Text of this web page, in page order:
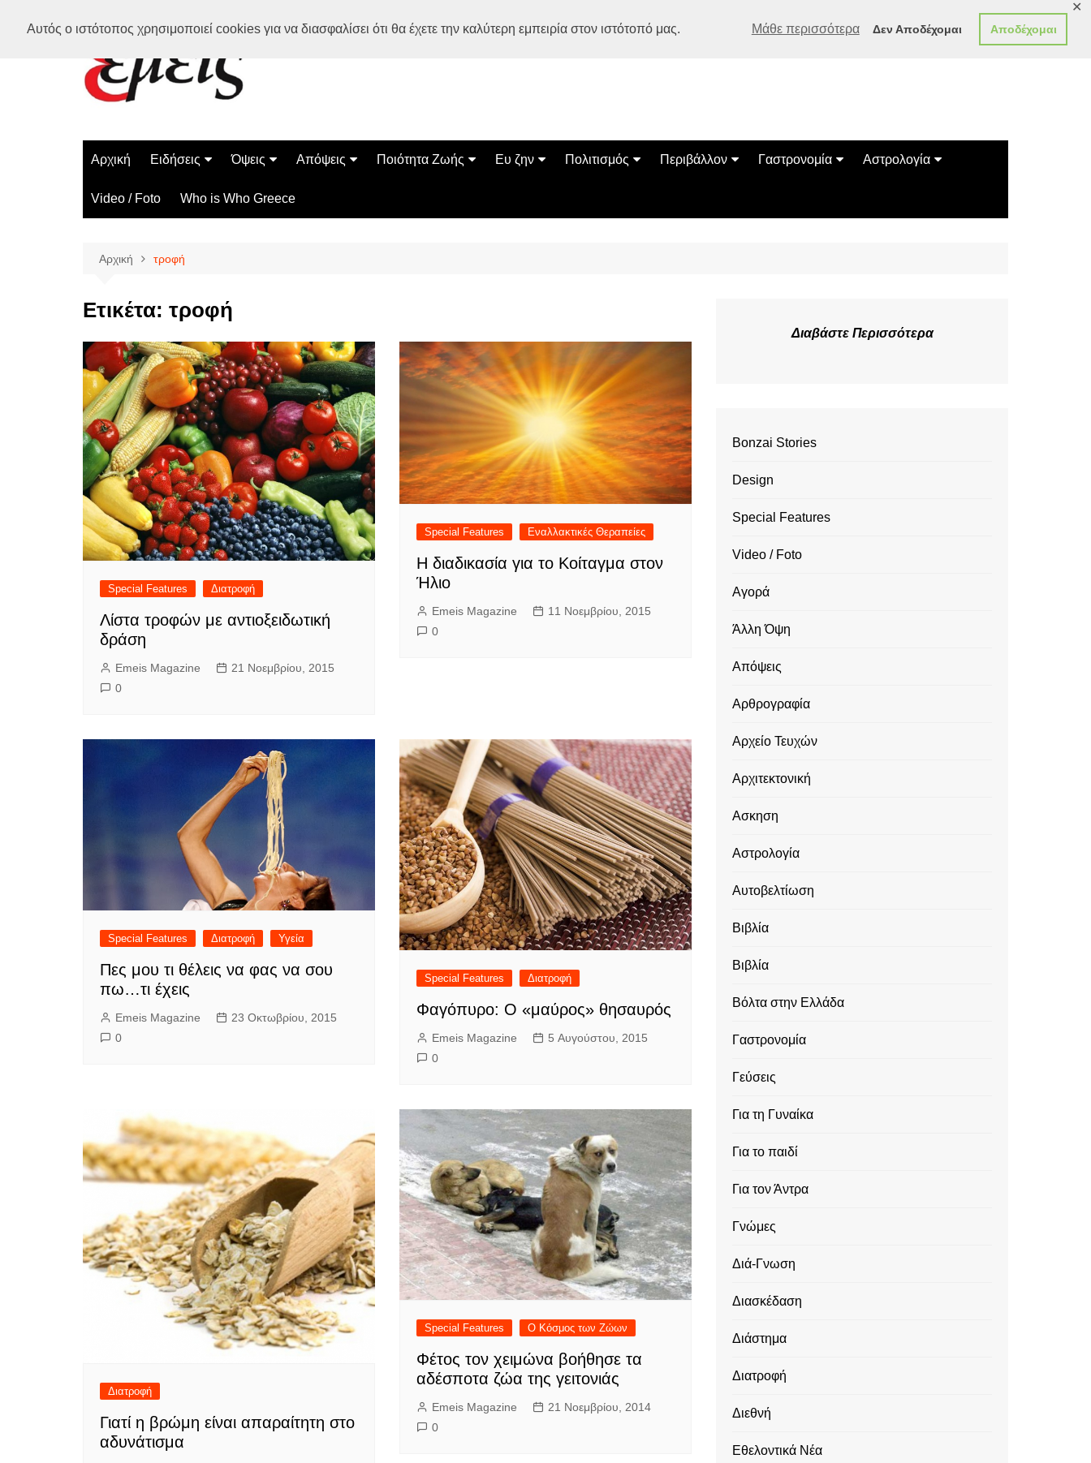
Αυτός ο ιστότοπος χρησιμοποιεί cookies για να διασφαλίσει ότι θα έχετε την καλύτερη εμπειρία στον ιστότοπό μας. Μάθε περισσότερα Δεν Αποδέχομαι Αποδέχομαι
✕
Αρχική Ειδήσεις
Ελλάδα
Διεθνή
Όψεις
Διάστημα
Επιστήμη
Απόψεις
Αρθρογραφία
Ποιότητα Ζωής
Ασκηση
Ευ ζην
Αυτοβελτίωση
Πολιτισμός
Εκδηλώσεις
Βόλτα στην Ελλάδα
Ταξίδια
Περιβάλλον
Οικολογία
Γαστρονομία
Συνταγές
Αστρολογία
Κινέζικο Ωροσκόπιο
Video / Foto Who is Who Greece
Αρχική τροφή
Ετικέτα: τροφή
Special Features Διατροφή
Λίστα τροφών με αντιοξειδωτική
δράση
Emeis Magazine
21 Νοεμβρίου, 2015
0
Special Features Εναλλακτικές Θεραπείες
Η διαδικασία για το Κοίταγμα στον
Ήλιο
Emeis Magazine
11 Νοεμβρίου, 2015
0
Special Features Διατροφή Υγεία
Πες μου τι θέλεις να φας να σου
πω…τι έχεις
Emeis Magazine
23 Οκτωβρίου, 2015
0
Special Features Διατροφή
Φαγόπυρο: Ο «μαύρος» θησαυρός
Emeis Magazine
5 Αυγούστου, 2015
0
Διατροφή
Γιατί η βρώμη είναι απαραίτητη στο
αδυνάτισμα
Special Features Ο Κόσμος των Ζώων
Φέτος τον χειμώνα βοήθησε τα
αδέσποτα ζώα της γειτονιάς
Emeis Magazine
21 Νοεμβρίου, 2014
0
Διαβάστε Περισσότερα
Bonzai Stories
Design
Special Features
Video / Foto
Αγορά
Άλλη Όψη
Απόψεις
Αρθρογραφία
Αρχείο Τευχών
Αρχιτεκτονική
Ασκηση
Αστρολογία
Αυτοβελτίωση
Βιβλία
Βιβλία
Βόλτα στην Ελλάδα
Γαστρονομία
Γεύσεις
Για τη Γυναίκα
Για το παιδί
Για τον Άντρα
Γνώμες
Διά-Γνωση
Διασκέδαση
Διάστημα
Διατροφή
Διεθνή
Εθελοντικά Νέα